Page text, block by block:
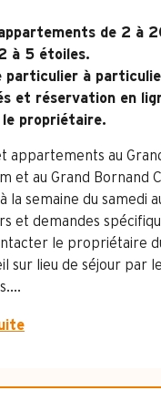
de 2 à
à 5 étoiles.
particulier à
et réservation en
propriétaire.
appartements au
et au Grand Bornand
la semaine du samedi
et demandes
le propriétaire
sur lieu de séjour par